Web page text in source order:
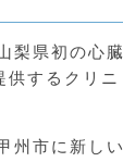
梨県初の心臓
供するクリニ
州市に新しい